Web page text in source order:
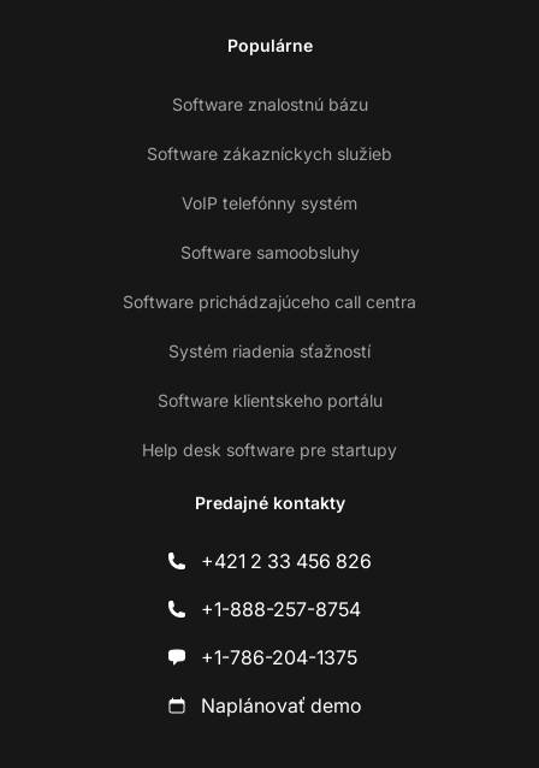
Populárne
Software znalostnú bázu
Software zákazníckych služieb
VoIP telefónny systém
Software samoobsluhy
Software prichádzajúceho call centra
Systém riadenia sťažností
Software klientskeho portálu
Help desk software pre startupy
Predajné kontakty
+421 2 33 456 826
+1-888-257-8754
+1-786-204-1375
Naplánovať demo